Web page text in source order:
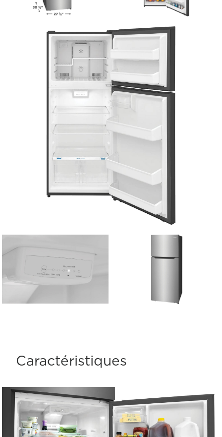
Caractéristiques